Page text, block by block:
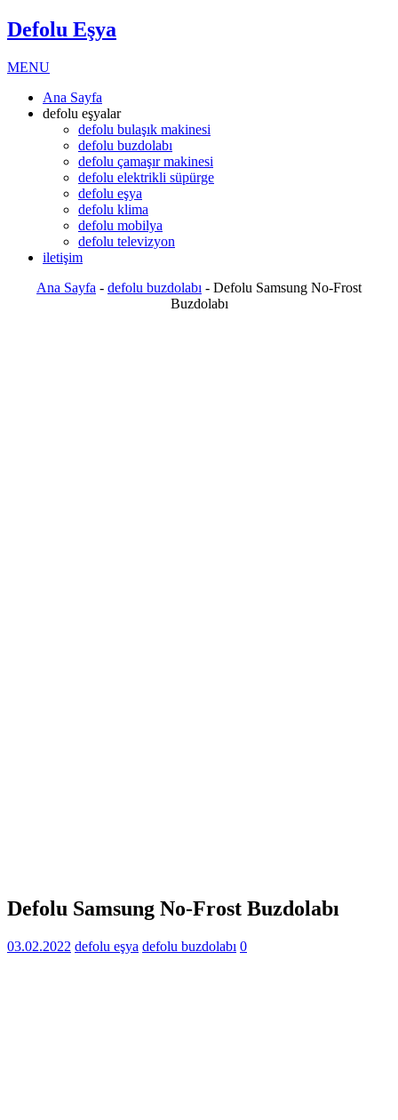
Defolu Eşya
MENU
Ana Sayfa
defolu eşyalar
defolu bulaşık makinesi
defolu buzdolabı
defolu çamaşır makinesi
defolu elektrikli süpürge
defolu eşya
defolu klima
defolu mobilya
defolu televizyon
iletişim
Ana Sayfa - defolu buzdolabı - Defolu Samsung No-Frost
Buzdolabı
Defolu Samsung No-Frost Buzdolabı
03.02.2022 defolu eşya defolu buzdolabı 0